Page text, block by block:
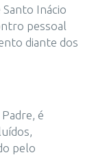
Inácio
pessoal
diante dos
é
pelo